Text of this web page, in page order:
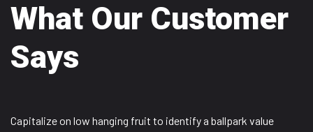
What Our Customer
Says
Capitalize on low hanging fruit to identify a ballpark value